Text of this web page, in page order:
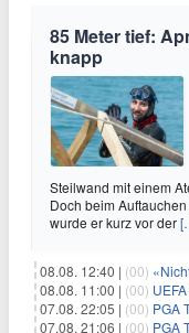
85 Meter tief:
knapp
Steilwand mit einem
Doch beim
wurde er kurz vor der
08.08. 12:40 | (00) «Nicht
08.08. 11:00 | (00) UEFA
07.08. 22:05 | (00) PGA
07.08. 21:06 | (00) PGA Tour-